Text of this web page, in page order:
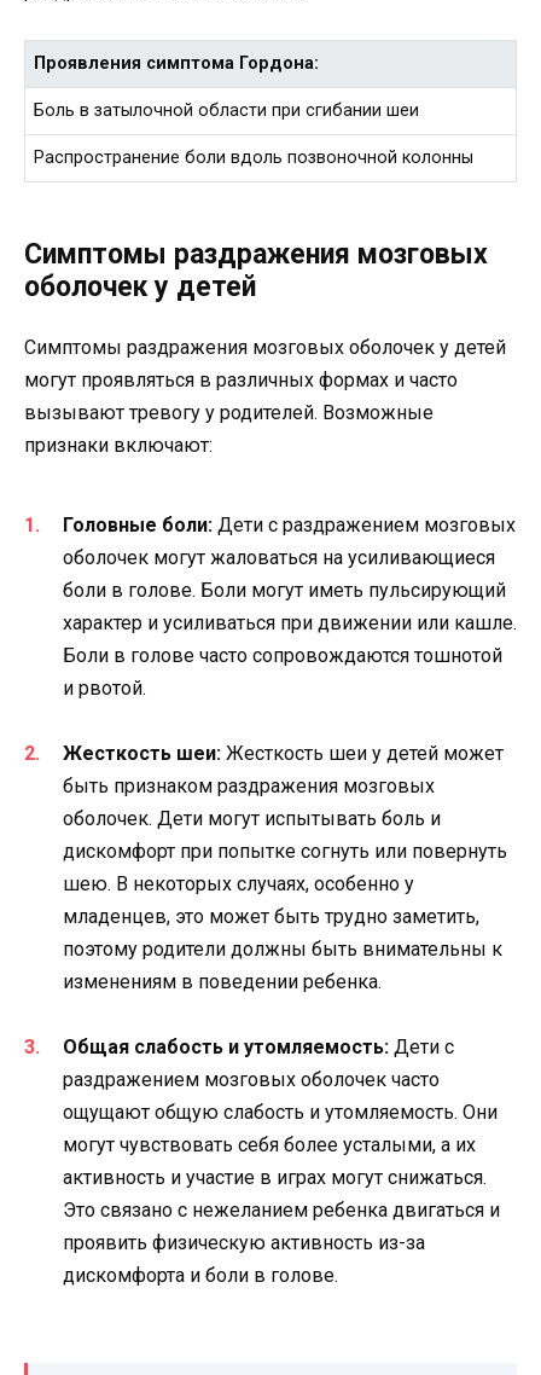
Проявления симптома Гордона:
Боль в затылочной области при сгибании шеи
Распространение боли вдоль позвоночной колонны
Симптомы раздражения мозговых
оболочек у детей
Симптомы раздражения мозговых оболочек у детей
могут проявляться в различных формах и часто
вызывают тревогу у родителей. Возможные
признаки включают:
Головные боли: Дети с раздражением мозговых
оболочек могут жаловаться на усиливающиеся
боли в голове. Боли могут иметь пульсирующий
характер и усиливаться при движении или кашле.
Боли в голове часто сопровождаются тошнотой
и рвотой.
Жесткость шеи: Жесткость шеи у детей может
быть признаком раздражения мозговых
оболочек. Дети могут испытывать боль и
дискомфорт при попытке согнуть или повернуть
шею. В некоторых случаях, особенно у
младенцев, это может быть трудно заметить,
поэтому родители должны быть внимательны к
изменениям в поведении ребенка.
Общая слабость и утомляемость: Дети с
раздражением мозговых оболочек часто
ощущают общую слабость и утомляемость. Они
могут чувствовать себя более усталыми, а их
активность и участие в играх могут снижаться.
Это связано с нежеланием ребенка двигаться и
проявить физическую активность из-за
дискомфорта и боли в голове.